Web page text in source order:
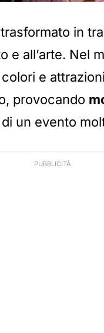
in
e all’arte. Nel
e
provocando
un evento